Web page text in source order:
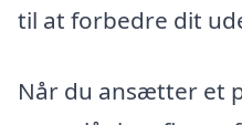
til at forbedre dit
Når du ansætter et